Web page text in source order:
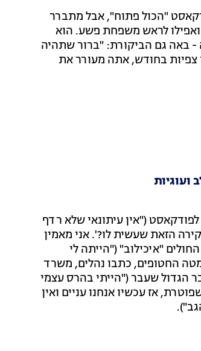
"הכול פתוח", אבל מתברר
לראש משפחת פשע. הוא
באה גם הביקורת: "ברור שתהיה
להתמודד עם הקנאה של כולם. כשאתה עושה 13 מיליון צפיות בחודש, אתה מעורר את
ועוגיות
("אין עיתונאי שלא רדף
הזאת שעשית לו?'. אני מאמין
"איכילוב" ("הייתה לי
החטופים, כתבו נהלים, משרד
הגדול שעבר ("הייתי בהרס עצמי
אז עכשיו אנחנו עניים ואין